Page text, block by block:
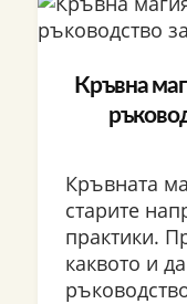
Кръвна
Кръвната
старите
практики.
каквото и